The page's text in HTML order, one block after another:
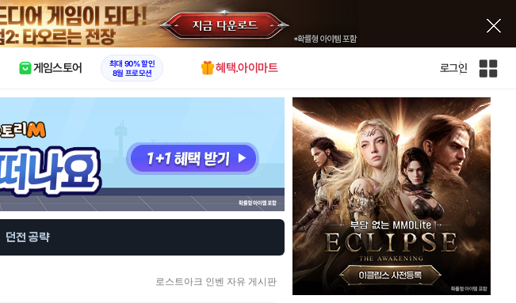
X
게임스토어
최대 90% 할인
8월 프로모션
혜택.아이마트 로그인
인
전
체
사
이
트
맵
던전 공략
로스트아크 인벤 자유 게시판